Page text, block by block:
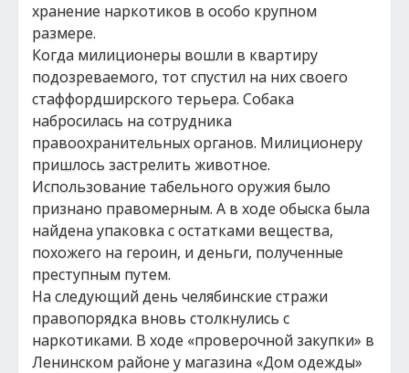
хранение наркотиков в особо крупном
размере.
Когда милиционеры вошли в квартиру
подозреваемого, тот спустил на них своего
стаффордширского терьера. Собака
набросилась на сотрудника
правоохранительных органов. Милиционеру
пришлось застрелить животное.
Использование табельного оружия было
признано правомерным. А в ходе обыска была
найдена упаковка с остатками вещества,
похожего на героин, и деньги, полученные
преступным путем.
На следующий день челябинские стражи
правопорядка вновь столкнулись с
наркотиками. В ходе «проверочной закупки» в
Ленинском районе у магазина «Дом одежды»